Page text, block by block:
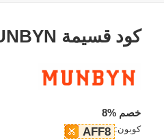
كود قسيمة MUNBYN
خصم %8
كوبون: AFF8